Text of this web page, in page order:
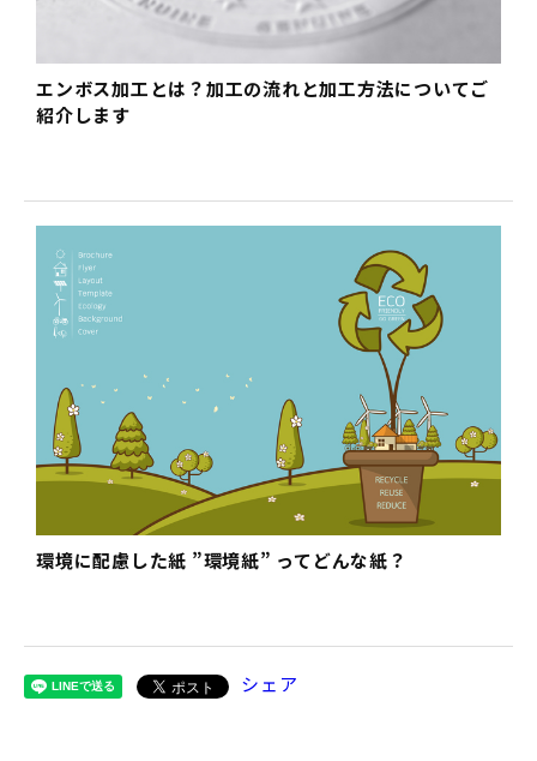
エンボス加工とは？加工の流れと加工方法についてご
紹介します
環境に配慮した紙 ”環境紙” ってどんな紙？
シェア